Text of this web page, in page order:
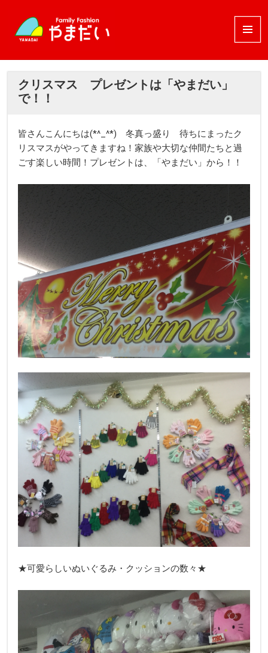
メニュ
ーとウ
クリスマス プレゼントは「やまだい」
で！！
皆さんこんにちは(*^_^*) 冬真っ盛り 待ちにまったク
リスマスがやってきますね！家族や大切な仲間たちと過
ごす楽しい時間！プレゼントは、「やまだい」から！！
★可愛らしいぬいぐるみ・クッションの数々★